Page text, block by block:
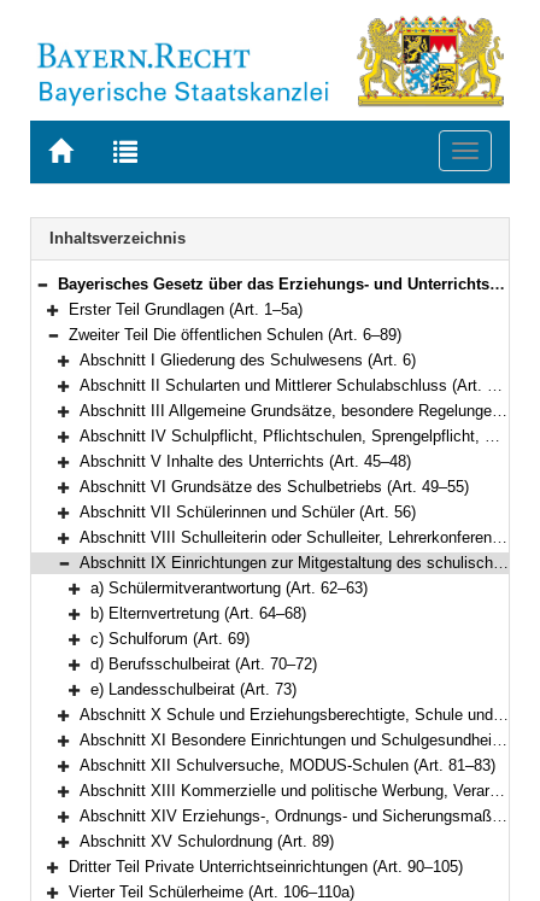
Zur
BAYERN.RECHT
Zur
letzten
Suche
Toggle
Navigation
Inhaltsverzeichnis
Bereich reduzieren
Bayerisches Gesetz über das Erziehungs- und Unterrichtswesen (BayEUG) in der Fassung der Bekanntmachung vom 31. Mai 2000 (GVBl. S. 414, 632) BayRS 2230-1-1-K (Art. 1–125)
Bereich erweitern
Erster Teil Grundlagen (Art. 1–5a)
Bereich reduzieren
Zweiter Teil Die öffentlichen Schulen (Art. 6–89)
Bereich erweitern
Abschnitt I Gliederung des Schulwesens (Art. 6)
Bereich erweitern
Abschnitt II Schularten und Mittlerer Schulabschluss (Art. 7–25)
Bereich erweitern
Abschnitt III Allgemeine Grundsätze, besondere Regelungen für Pflichtschulen (Art. 26–34)
Bereich erweitern
Abschnitt IV Schulpflicht, Pflichtschulen, Sprengelpflicht, Gastschulverhältnisse, Wahl des schulischen Bildungswegs (Art. 35–44)
Bereich erweitern
Abschnitt V Inhalte des Unterrichts (Art. 45–48)
Bereich erweitern
Abschnitt VI Grundsätze des Schulbetriebs (Art. 49–55)
Bereich erweitern
Abschnitt VII Schülerinnen und Schüler (Art. 56)
Bereich erweitern
Abschnitt VIII Schulleiterin oder Schulleiter, Lehrerkonferenz, Lehrkräfte und sonstiges Personal (Art. 57–61)
Bereich reduzieren
Abschnitt IX Einrichtungen zur Mitgestaltung des schulischen Lebens (Art. 62–73)
Bereich erweitern
a) Schülermitverantwortung (Art. 62–63)
Bereich erweitern
b) Elternvertretung (Art. 64–68)
Bereich erweitern
c) Schulforum (Art. 69)
Bereich erweitern
d) Berufsschulbeirat (Art. 70–72)
Bereich erweitern
e) Landesschulbeirat (Art. 73)
Bereich erweitern
Abschnitt X Schule und Erziehungsberechtigte, Schule und Arbeitgeber (Art. 74–77)
Bereich erweitern
Abschnitt XI Besondere Einrichtungen und Schulgesundheit (Art. 78–80)
Bereich erweitern
Abschnitt XII Schulversuche, MODUS-Schulen (Art. 81–83)
Bereich erweitern
Abschnitt XIII Kommerzielle und politische Werbung, Verarbeitung personenbezogener Daten (Art. 84–85a)
Bereich erweitern
Abschnitt XIV Erziehungs-, Ordnungs- und Sicherungsmaßnahmen (Art. 86–88a)
Bereich erweitern
Abschnitt XV Schulordnung (Art. 89)
Bereich erweitern
Dritter Teil Private Unterrichtseinrichtungen (Art. 90–105)
Vierter Teil Schülerheime (Art. 106–110a)